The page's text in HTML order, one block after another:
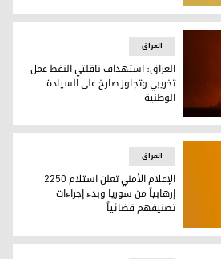
الآمنين إلى مسارح للعمليات
النفط عمل تخريبي وتجاوز صارخ على
العراق
العراق: استهداف ناقلتي النفط عمل
تخريبي وتجاوز صارخ على السيادة
الوطنية
قضائياً
العراق
الإعلام الأمني تعلن استلام 2250
إرهابياً من سوريا وبدء إجراءات
تصنيفهم قضائياً